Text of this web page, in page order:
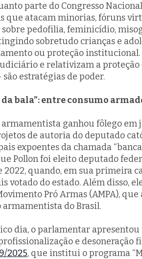
parte do Congresso
que atacam minorias, fóruns
pedofilia, feminicídio,
sobretudo crianças e
ou proteção institucional.
e relativizam a proteção
estratégias de poder.
da bala”: entre consumo
armamentista ganhou fôlego
de autoria do deputado
expoentes da chamada
Pollon foi eleito deputado
2022, quando, em sua primeira
votado do estado. Além disso,
Pró Armas (AMPA),
armamentista do Brasil.
dia, o parlamentar
e desoneração
2025, que institui o programa